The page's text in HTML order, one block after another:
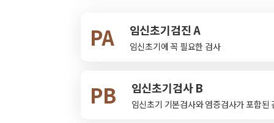
PA 임신초기검진 A
임신초기에 꼭 필요한 검사
PB 임신초기검사 B
임신초기 기본검사와 염증검사가 포함된